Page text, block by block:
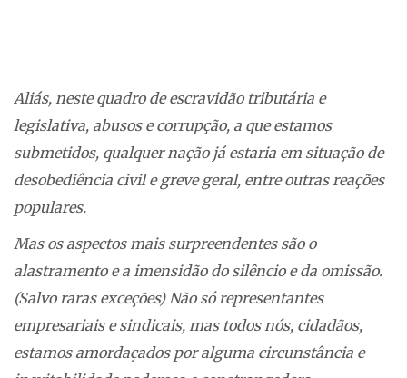
Aliás, neste quadro de escravidão tributária e
legislativa, abusos e corrupção, a que estamos
submetidos, qualquer nação já estaria em situação de
desobediência civil e greve geral, entre outras reações
populares.
Mas os aspectos mais surpreendentes são o
alastramento e a imensidão do silêncio e da omissão.
(Salvo raras exceções) Não só representantes
empresariais e sindicais, mas todos nós, cidadãos,
estamos amordaçados por alguma circunstância e